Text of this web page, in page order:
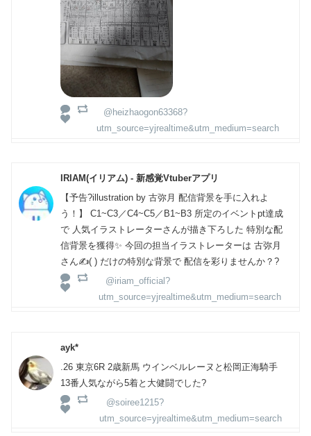
@heizhaogon63368?
utm_source=yjrealtime&utm_medium=search
IRIAM(イリアム) - 新感覚Vtuberアプリ
【予告?illustration by 古弥月 配信背景を手に入れよ
う！】 C1~C3／C4~C5／B1~B3 所定のイベントpt達成
で 人気イラストレーターさんが描き下ろした 特別な配
信背景を獲得✨ 今回の担当イラストレーターは 古弥月
さん✍️( ) だけの特別な背景で 配信を彩りませんか？?
@iriam_official?
utm_source=yjrealtime&utm_medium=search
ayk*
.26 東京6R 2歳新馬 ウインベルレーヌと松岡正海騎手
13番人気ながら5着と大健闘でした?
@soiree1215?
utm_source=yjrealtime&utm_medium=search